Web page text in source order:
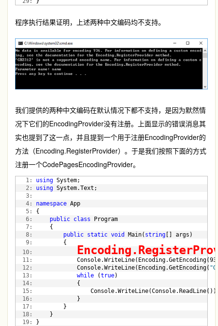
程序执行结果证明，上述两种中文编码均不支持。
我们提供的两种中文编码在默认情况下都不支持，是因为默然情
况下它们的EncodingProvider没有注册。上面显示的错误消息其
实也提到了这一点，并且提到一个用于注册EncodingProvider的
方法（Encoding.RegisterProvider）。于是我们按照下面的方式
注册一个CodePagesEncodingProvider。
   1:
using System;
   2:
using System.Text;
   3:
   4:
namespace App
   5:
{
   6:
public class Program
   7:
     {
   8:
public static void Main( string [] args)
   9:
         {
  10:
  11:
  12:
             Console.WriteLine(Encoding.GetEncoding(
  13:
while (true)
  14:
             {
  15:
  16:
             }
  17:
         }
  18:
     }
  19:
}